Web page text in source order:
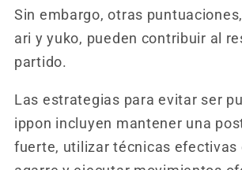
Sin embargo, otras
ari y yuko, pueden contribuir al
partido.
Las estrategias para evitar ser
ippon incluyen mantener una
fuerte, utilizar técnicas efectivas